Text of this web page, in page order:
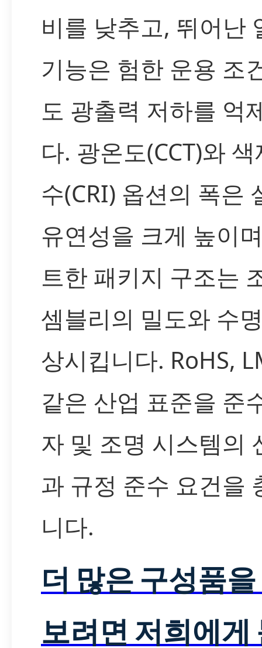
비를 낮추고, 뛰어난
기능은 험한 운용 조
도 광출력 저하를 억
다. 광온도(CCT)와
수(CRI) 옵션의 폭은
유연성을 크게 높이
트한 패키지 구조는
셈블리의 밀도와 수
상시킵니다. RoHS,
같은 산업 표준을 준
자 및 조명 시스템의
과 규정 준수 요건을
니다.
더 많은 구성품
보려면 저희에게